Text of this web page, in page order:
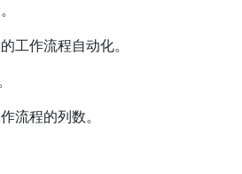
工作流程自动化。
流程的列数。